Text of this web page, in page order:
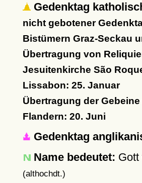
Gedenktag
nicht gebotener
Bistümern Graz-Seckau
Übertragung von
Jesuitenkirche São
Lissabon: 25. Januar
Übertragung der
Flandern: 20. Juni
Gedenktag
Name bedeutet: Gott
(althochdt.)